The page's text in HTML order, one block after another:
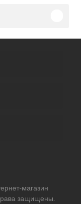
магазин
защищены.